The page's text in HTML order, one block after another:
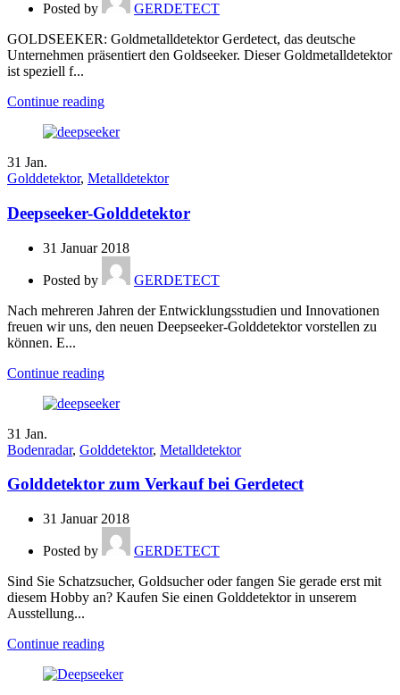
Posted by
GERDETECT
GOLDSEEKER: Goldmetalldetektor Gerdetect, das deutsche
Unternehmen präsentiert den Goldseeker. Dieser Goldmetalldetektor
ist speziell f...
Continue reading
31 Jan.
Golddetektor, Metalldetektor
Deepseeker-Golddetektor
31 Januar 2018
Posted by
GERDETECT
Nach mehreren Jahren der Entwicklungsstudien und Innovationen
freuen wir uns, den neuen Deepseeker-Golddetektor vorstellen zu
können. E...
Continue reading
31 Jan.
Bodenradar, Golddetektor, Metalldetektor
Golddetektor zum Verkauf bei Gerdetect
31 Januar 2018
Posted by
GERDETECT
Sind Sie Schatzsucher, Goldsucher oder fangen Sie gerade erst mit
diesem Hobby an? Kaufen Sie einen Golddetektor in unserem
Ausstellung...
Continue reading